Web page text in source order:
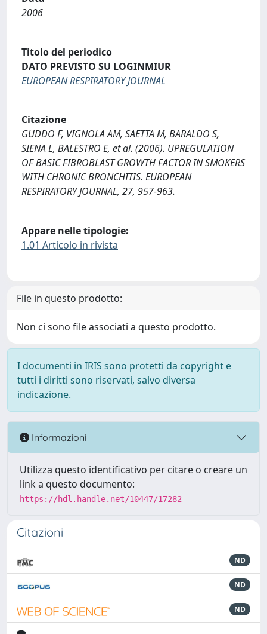
2006
Titolo del periodico
DATO PREVISTO SU LOGINMIUR
EUROPEAN RESPIRATORY JOURNAL
Citazione
GUDDO F, VIGNOLA AM, SAETTA M, BARALDO S,
SIENA L, BALESTRO E, et al. (2006). UPREGULATION
OF BASIC FIBROBLAST GROWTH FACTOR IN SMOKERS
WITH CHRONIC BRONCHITIS. EUROPEAN
RESPIRATORY JOURNAL, 27, 957-963.
Appare nelle tipologie:
1.01 Articolo in rivista
File in questo prodotto:
Non ci sono file associati a questo prodotto.
I documenti in IRIS sono protetti da copyright e
tutti i diritti sono riservati, salvo diversa
indicazione.
Informazioni
Utilizza questo identificativo per citare o creare un
link a questo documento:
https://hdl.handle.net/10447/17282
Citazioni
ND
ND
ND